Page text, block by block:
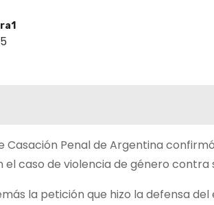
Casación Penal de Argentina
caso de violencia de género contra
la petición que hizo la defensa